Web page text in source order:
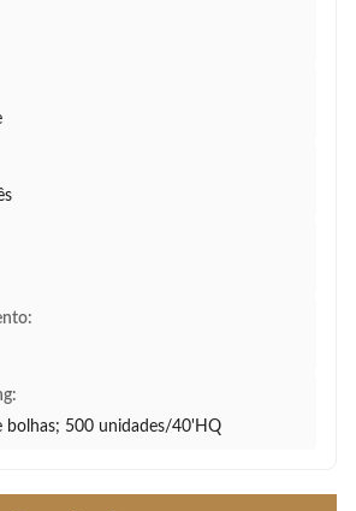
bolhas; 500 unidades/40'HQ